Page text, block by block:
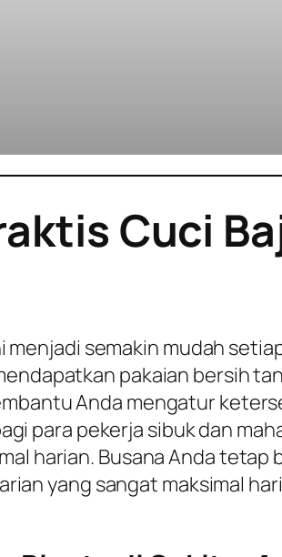
Cuci
semakin mudah
pakaian bersih
Anda mengatur
para pekerja sibuk dan
harian. Busana Anda tetap
yang sangat maksimal